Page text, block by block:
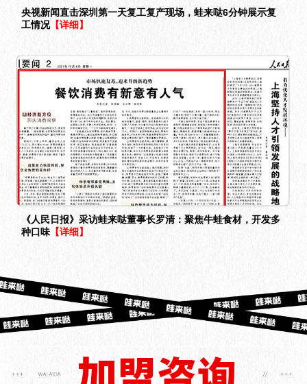
央视新闻直击深圳第一天复工复产现场，蛙来哒6分钟展示复
工情况【详细】
《人民日报》采访蛙来哒董事长罗清：聚焦牛蛙食材，开发多
种口味 【详细】